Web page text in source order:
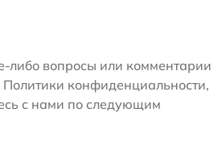
либо вопросы или комментарии
конфиденциальности,
с нами по следующим